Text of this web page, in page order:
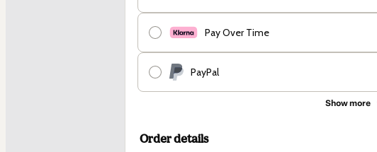
Pay Over Time
PayPal
Show more
Order details